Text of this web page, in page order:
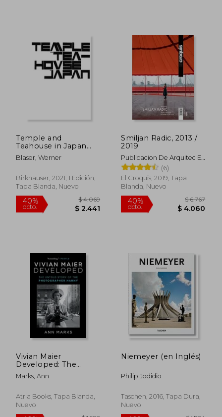
50% $ 4.921
$ 2.460 dcto.
Temple and
Teahouse in Japan
(en Inglés)
Blaser, Werner
Birkhauser, 2021, 1 Edición,
Tapa Blanda, Nuevo
40%
dcto.
Smiljan Radic, 2013 /
2019
Publicacion De Arquitec El
Croquis
(6)
El Croquis, 2019, Tapa
Blanda, Nuevo
40%
dcto.
Vivian Maier
Developed: The
Untold Story of the
Photographer Nanny
Marks, Ann
Atria Books, Tapa Blanda,
Nuevo
Niemeyer (en Inglés)
Philip Jodidio
Taschen, 2016, Tapa Dura,
Nuevo